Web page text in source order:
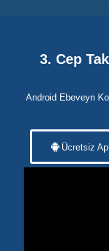
3. Cep
Android Ebeveyn
Ücretsiz